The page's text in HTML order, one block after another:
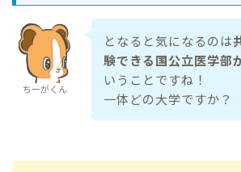
ちーがくん
となると気になるのは
験できる国公立医学部
いうことですね！
一体どの大学ですか？